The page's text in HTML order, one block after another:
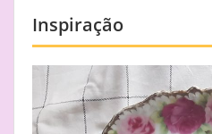
Inspiração